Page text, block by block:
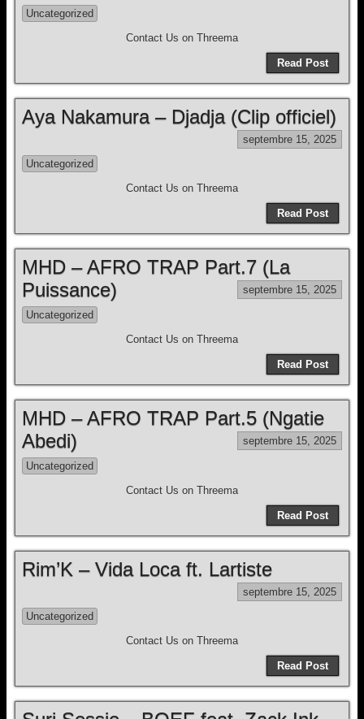
Uncategorized
Contact Us on Threema
Read Post
Aya Nakamura – Djadja (Clip officiel)
septembre 15, 2025
Uncategorized
Contact Us on Threema
Read Post
MHD – AFRO TRAP Part.7 (La
Puissance)
septembre 15, 2025
Uncategorized
Contact Us on Threema
Read Post
MHD – AFRO TRAP Part.5 (Ngatie
Abedi)
septembre 15, 2025
Uncategorized
Contact Us on Threema
Read Post
Rim’K – Vida Loca ft. Lartiste
septembre 15, 2025
Uncategorized
Contact Us on Threema
Read Post